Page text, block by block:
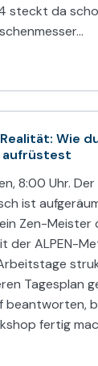
steckt da
Wie
8:00 Uhr.
ist
Zen-Meister
der ALPEN-
Tagesplan
beantworten,
fertig